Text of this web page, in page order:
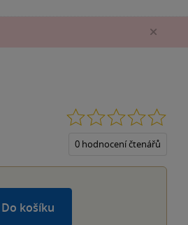
0 hodnocení čtenářů
Do košíku